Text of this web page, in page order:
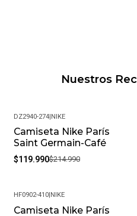
Nuestros
-44%
DZ2940-274|NIKE
Camiseta Nike París
Saint Germain-Café
$119.990$214.990
-23%
HF0902-410| NIKE
Camiseta Nike París